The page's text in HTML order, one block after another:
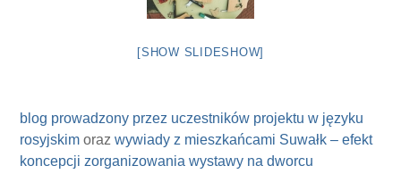
[SHOW SLIDESHOW]
blog prowadzony przez uczestników projektu w języku
rosyjskim orazwywiady z mieszkańcami Suwałk – efekt
koncepcji zorganizowania wystawy na dworcu